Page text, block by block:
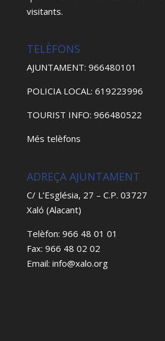
visitants.
TELÈFONS
AJUNTAMENT: 966480101
POLICIA LOCAL: 619223996
TOURIST INFO: 966480522
Més telèfons
ADREÇA AJUNTAMENT
C/ L’Església, 27 – C.P. 03727
Xaló (Alacant)
Telèfon: 966 48 01 01
Fax: 966 48 02 02
Email: info@xalo.org